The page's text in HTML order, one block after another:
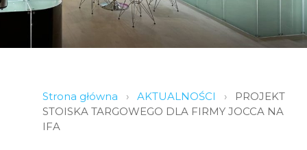
Strona główna › AKTUALNOŚCI ›
PROJEKT
STOISKA TARGOWEGO DLA FIRMY JOCCA NA
IFA